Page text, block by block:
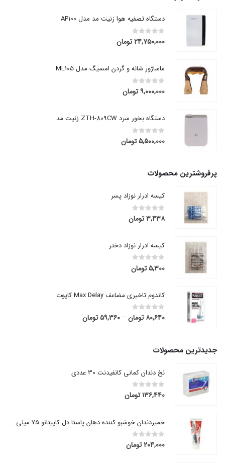
دستگاه تصفیه هوا زنیت مد مدل AP100
۲۴,۷۵۰,۰۰۰تومان
ماساژور شانه و گردن امسیگ مدل ML105
۹,۰۰۰,۰۰۰تومان
دستگاه بخور سرد ZTH-809CW زنیت مد
۵,۵۰۰,۰۰۰تومان
پرفروشترین محصولات
کیسه ادرار نوزاد پسر
0
out of 5
۳,۴۳۸تومان
کیسه ادرار نوزاد دختر
۵,۳۰۰تومان
کاندوم تاخیری مضاعف Max Delay کاپوت
0
out of 5
۸۰,۶۴۰ تومان – ۵۹,۳۶۰تومانقیمت
جدیدترین محصولات
نخ دندان کمانی کانفیدنت 30 عددی
0
out of 5
۱۳۶,۴۴۰تومان
خمیردندان خوشبو کننده دهان پاستا دل کاپیتانو 75 میلی لیتر
۲۰۴,۰۰۰تومان